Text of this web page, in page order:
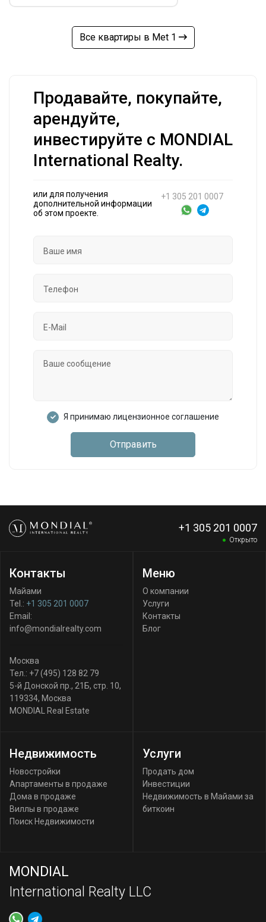
Все квартиры в Met 1
Продавайте, покупайте,
арендуйте,
инвестируйте с MONDIAL
International Realty.
или для получения
дополнительной информации
об этом проекте.
+1 305 201 0007
Я принимаю лицензионное соглашение
Отправить
+1 305 201 0007
Открыто
Контакты
Майами
Tel.: +1 305 201 0007
Email:
info@mondialrealty.com
Москва
Тел.: +7 (495) 128 82 79
5-й Донской пр., 21Б, стр. 10,
119334, Москва
MONDIAL Real Estate
Меню
О компании
Услуги
Контакты
Блог
Недвижимость
Новостройки
Апартаменты в продаже
Дома в продаже
Виллы в продаже
Поиск Недвижимости
Услуги
Продать дом
Инвестиции
Недвижимость в Майами за
биткоин
MONDIAL
International Realty LLC